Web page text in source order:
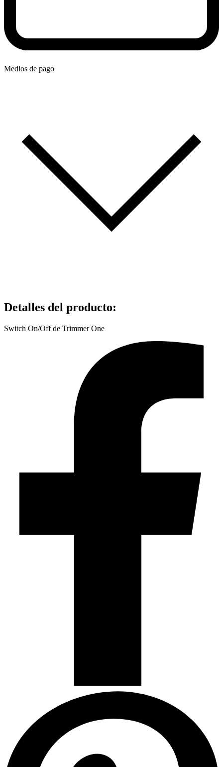
Medios de pago
Detalles del producto:
Switch On/Off de Trimmer One